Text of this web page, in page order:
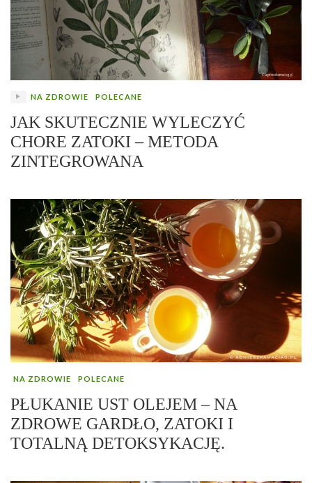
NA ZDROWIE POLECANE
JAK SKUTECZNIE WYLECZYĆ
CHORE ZATOKI – METODA
ZINTEGROWANA
NA ZDROWIE POLECANE
PŁUKANIE UST OLEJEM – NA
ZDROWE GARDŁO, ZATOKI I
TOTALNĄ DETOKSYKACJĘ.